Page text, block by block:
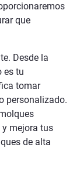
que
Desde la
es tu
tomar
personalizado.
y mejora tus
de alta